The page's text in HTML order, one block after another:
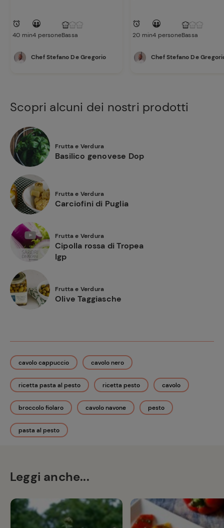
40 min4 personeBassa
Chef Stefano De Gregorio
20 min4 personeBassa
Chef Stefano De
Scopri alcuni dei nostri prodotti
Frutta e Verdura
Basilico genovese Dop
Frutta e Verdura
Carciofini di Puglia
Frutta e Verdura
Cipolla rossa di Tropea
Igp
Frutta e Verdura
Olive Taggiasche
cavolo cappuccio cavolo nero
ricetta pasta al pesto ricetta pesto cavolo
broccolo fiolaro cavolo navone pesto
pasta al pesto
Leggi anche...